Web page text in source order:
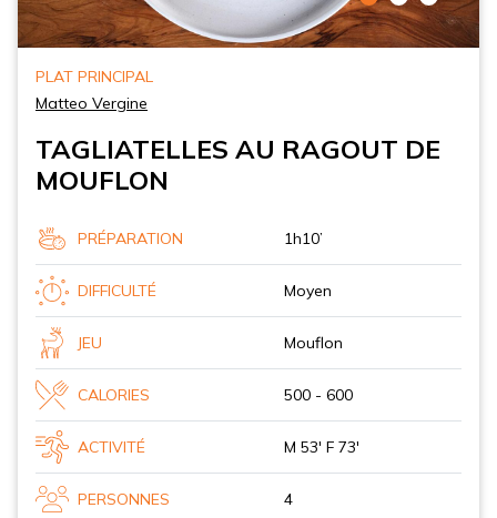
PLAT PRINCIPAL
Matteo Vergine
TAGLIATELLES AU RAGOUT DE
MOUFLON
PRÉPARATION 1h10’
DIFFICULTÉ Moyen
JEU Mouflon
CALORIES 500 - 600
ACTIVITÉ M 53' F 73'
PERSONNES 4